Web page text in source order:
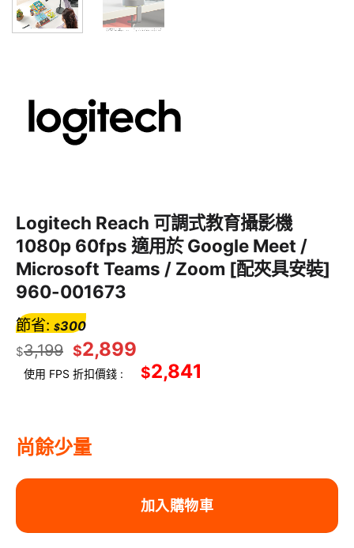
Logitech Reach 可調式教育攝影機
1080p 60fps 適用於 Google Meet /
Microsoft Teams / Zoom [配夾具安裝]
960-001673
$3,199 $2,899
節省: $300
使用 FPS 折扣價錢 : $2,841
尚餘少量
加入購物車